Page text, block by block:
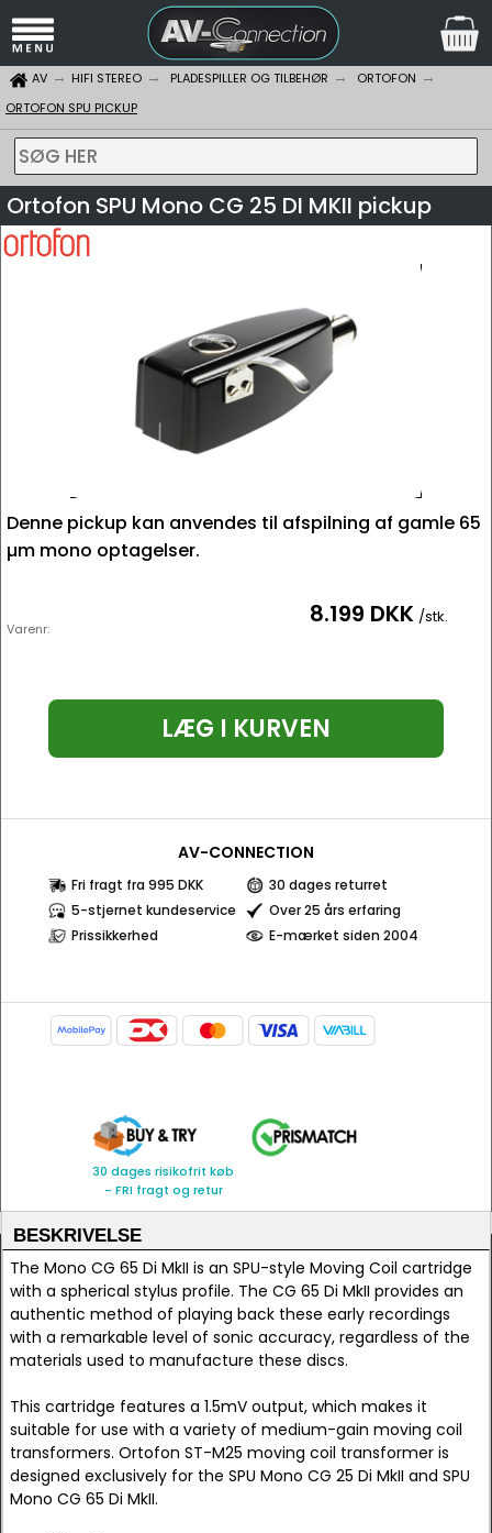
AV HIFI STEREO PLADESPILLER OG TILBEHØR
ORTOFON
ORTOFON SPU PICKUP
SØG HER
Ortofon SPU Mono CG 25 DI MKII pickup
Denne pickup kan anvendes til afspilning af gamle 65
µm mono optagelser.
Varenr: 8.199 DKK /stk.
LÆG I KURVEN
AV-CONNECTION
Fri fragt fra 995 DKK
30 dages returret
5-stjernet kundeservice
Over 25 års erfaring
Prissikkerhed
E-mærket siden 2004
30 dages risikofrit køb
- FRI fragt og retur
BESKRIVELSE
The Mono CG 65 Di MkII is an SPU-style Moving Coil cartridge
with a spherical stylus profile. The CG 65 Di MkII provides an
authentic method of playing back these early recordings
with a remarkable level of sonic accuracy, regardless of the
materials used to manufacture these discs.
This cartridge features a 1.5mV output, which makes it
suitable for use with a variety of medium-gain moving coil
transformers. Ortofon ST-M25 moving coil transformer is
designed exclusively for the SPU Mono CG 25 Di MkII and SPU
Mono CG 65 Di MkII.